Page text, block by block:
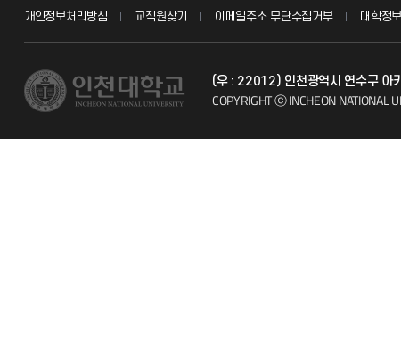
시설예약 자주 묻는 질
개인정보처리방침 교직원찾기 이메일주소 무단수집거부 대학정
(우 : 22012) 인천광역시 연수구 아
COPYRIGHT ⓒ INCHEON NATIONAL